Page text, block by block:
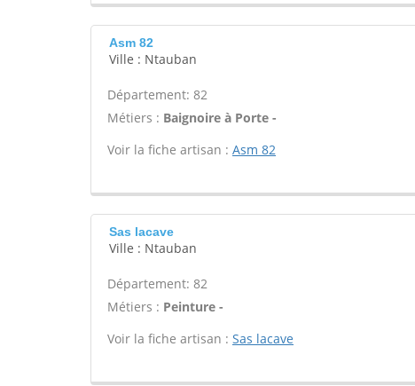
Asm 82
Ville : Ntauban
Département: 82
Métiers : Baignoire à Porte -
Voir la fiche artisan : Asm 82
Sas lacave
Ville : Ntauban
Département: 82
Métiers : Peinture -
Voir la fiche artisan : Sas lacave